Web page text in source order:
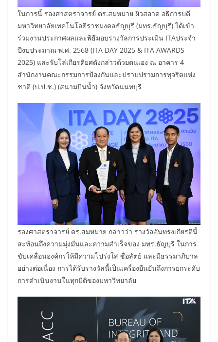
ในการนี้ รองศาสตราจารย์ ดร.สมหมาย ผิวสอาด อธิการบดี
มหาวิทยาลัยเทคโนโลยีราชมงคลธัญบุรี (มทร.ธัญบุรี) ได้เข้า
ร่วมงานประกาศผลและพิธีมอบรางวัลการประเมิน ITAประจำ
ปีงบประมาณ พ.ศ. 2568 (ITA DAY 2025 & ITA AWARDS
2025) และรับโล่เกียรติยศดังกล่าวด้วยตนเอง ณ อาคาร 4
สำนักงานคณะกรรมการป้องกันและปราบปรามการทุจริตแห่ง
ชาติ (ป.ป.ช.) (สนามบินน้ำ) จังหวัดนนทบุรี
รองศาสตราจารย์ ดร.สมหมาย กล่าวว่า รางวัลอันทรงเกียรตินี้
สะท้อนถึงความมุ่งมั่นและความสำเร็จของ มทร.ธัญบุรี ในการ
ขับเคลื่อนองค์กรให้มีความโปร่งใส ซื่อสัตย์ และมีธรรมาภิบาล
อย่างต่อเนื่อง การได้รับรางวัลนี้เป็นเครื่องยืนยันถึงการยกระดับ
การดำเนินงานในทุกมิติของมหาวิทยาลัย